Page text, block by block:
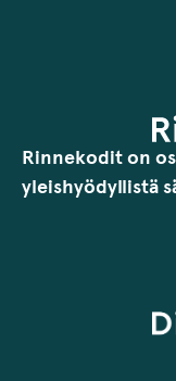
Rinnekodit on
yleishyödyllistä